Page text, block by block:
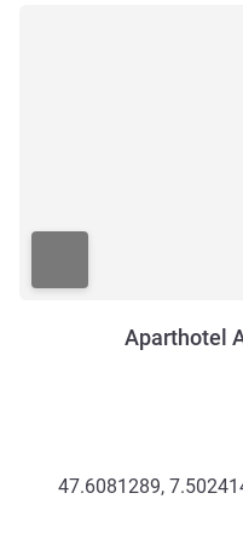
Aparthotel
47.6081289,